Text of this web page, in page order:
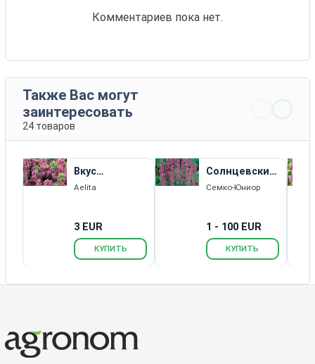
Комментариев пока нет.
Также Вас могут
заинтересовать
24 товаров
Вкус
Бергамота
Aelita
3 EUR
КУПИТЬ
Солнцевский
Семко
Семко-Юниор
1 - 100 EUR
КУПИТЬ